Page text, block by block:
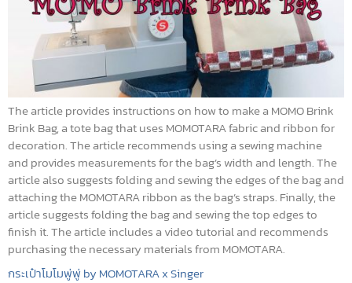
The article provides instructions on how to make a MOMO Brink
Brink Bag, a tote bag that uses MOMOTARA fabric and ribbon for
decoration. The article recommends using a sewing machine
and provides measurements for the bag’s width and length. The
article also suggests folding and sewing the edges of the bag and
attaching the MOMOTARA ribbon as the bag’s straps. Finally, the
article suggests folding the bag and sewing the top edges to
finish it. The article includes a video tutorial and recommends
purchasing the necessary materials from MOMOTARA.
กระเป๋าโมโมพู่พู่ by MOMOTARA x Singer